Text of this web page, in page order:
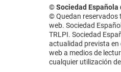
© Sociedad Española
© Quedan reservados
web. Sociedad
TRLPI. Sociedad
actualidad prevista en
web a medios de
cualquier utilización